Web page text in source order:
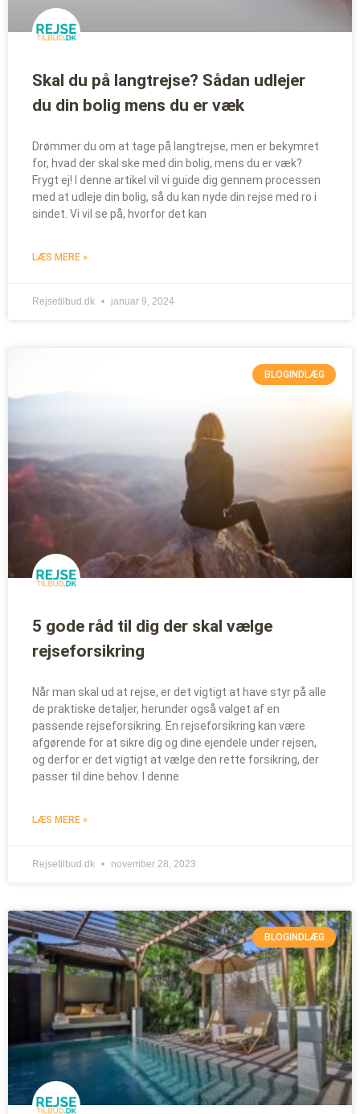
Skal du på langtrejse? Sådan udlejer
du din bolig mens du er væk
Drømmer du om at tage på langtrejse, men er bekymret
for, hvad der skal ske med din bolig, mens du er væk?
Frygt ej! I denne artikel vil vi guide dig gennem processen
med at udleje din bolig, så du kan nyde din rejse med ro i
sindet. Vi vil se på, hvorfor det kan
LÆS MERE »
Rejsetilbud.dk januar 9, 2024
BLOGINDLÆG
5 gode råd til dig der skal vælge
rejseforsikring
Når man skal ud at rejse, er det vigtigt at have styr på alle
de praktiske detaljer, herunder også valget af en
passende rejseforsikring. En rejseforsikring kan være
afgørende for at sikre dig og dine ejendele under rejsen,
og derfor er det vigtigt at vælge den rette forsikring, der
passer til dine behov. I denne
LÆS MERE »
Rejsetilbud.dk november 28, 2023
BLOGINDLÆG